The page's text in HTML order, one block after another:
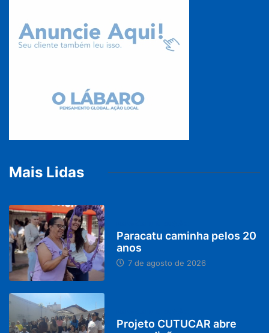
Mais Lidas
Paracatu caminha pelos 20
anos
7 de agosto de 2026
Projeto CUTUCAR abre